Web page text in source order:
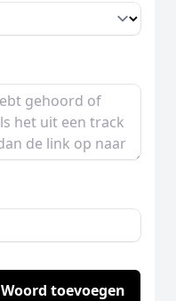
Woord toevoegen